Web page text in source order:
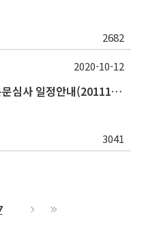
2682
2020학년도 2학기 석 · 박사 논문심사 일정안내(201117수정)
3041
2020-10-12